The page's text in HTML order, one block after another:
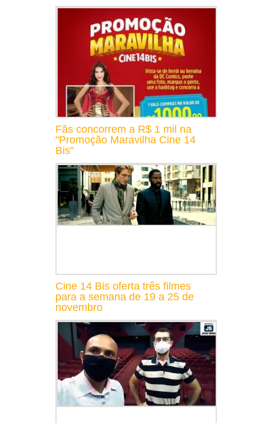
Fãs concorrem a R$ 1 mil na
"Promoção Maravilha Cine 14
Bis"
Cine 14 Bis oferta três filmes
para a semana de 19 a 25 de
novembro